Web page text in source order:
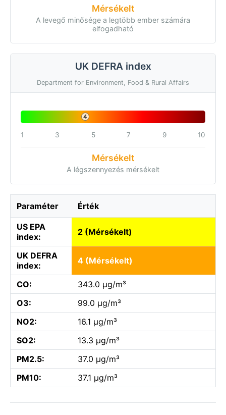
Mérsékelt
A levegő minősége a legtöbb ember számára
elfogadható
UK DEFRA index
Department for Environment, Food & Rural Affairs
4
1 3 5 7 9 10
Mérsékelt
A légszennyezés mérsékelt
Paraméter Érték
US EPA
index:
2 (Mérsékelt)
UK DEFRA
index:
4 (Mérsékelt)
CO:
343.0 µg/m³
O3:
99.0 µg/m³
NO2:
16.1 µg/m³
SO2:
13.3 µg/m³
PM2.5:
37.0 µg/m³
PM10:
37.1 µg/m³